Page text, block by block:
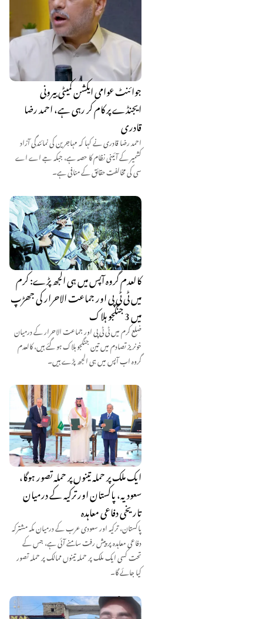
جوائنٹ عوامی ایکشن کمیٹی بیرونی
ایجنڈے پر کام کر رہی ہے، احمد رضا
قادری
احمد رضا قادری نے کہا کہ مہاجرین کی نمائندگی آزاد
کشمیر کے آئینی نظام کا حصہ ہے، جبکہ جے اے اے
سی کی مخالفت حقائق کے منافی ہے۔
کالعدم گروہ آپس میں ہی الجھ پڑے: کرم
میں ٹی ٹی پی اور جماعت الاحرار کی جھڑپ
میں 3 جنگجو ہلاک
ضلع کرم میں ٹی ٹی پی اور جماعت الاحرار کے درمیان
خونریز تصادم میں تین جنگجو ہلاک ہو گئے ہیں، کالعدم
گروہ اب آپس میں ہی الجھ پڑے ہیں۔
ایک ملک پر حملہ تینوں پر حملہ تصور ہوگا،
سعودیہ، پاکستان اور ترکیہ کے درمیان
تاریخی دفاعی معاہدہ
پاکستان، ترکیہ اور سعودی عرب کے درمیان مکہ مشترکہ
دفاعی معاہدہ پر پیش رفت سامنے آئی ہے، جس کے
تحت کسی ایک ملک پر حملہ تینوں ممالک پر حملہ تصور
کیا جائے گا۔